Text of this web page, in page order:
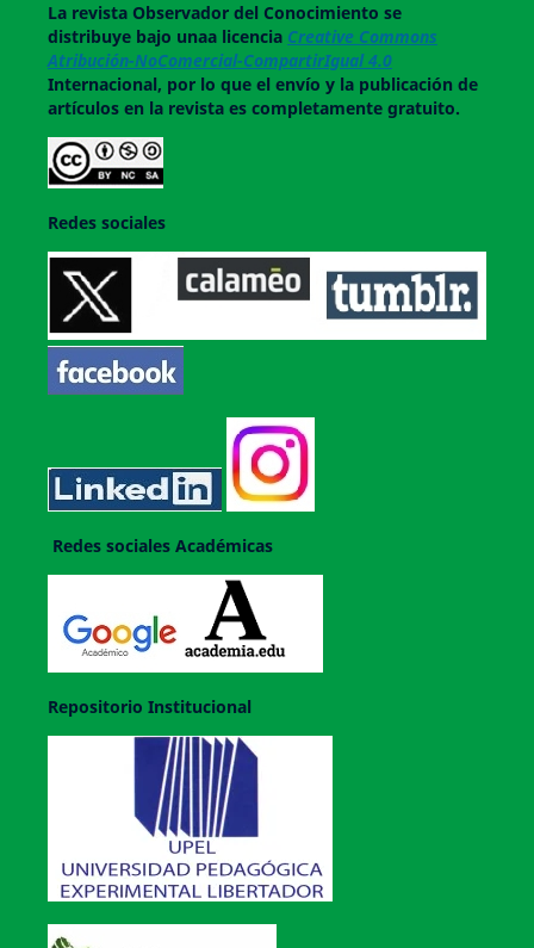
La revistaObservador del Conocimiento se
distribuye bajo unaa licencia Creative Commons
Atribución-NoComercial-CompartirIgual 4.0
Internacional, por lo que el envío y la publicación de
artículos en la revista es completamente gratuito.
Redes sociales
Redes sociales Académicas
Repositorio Institucional